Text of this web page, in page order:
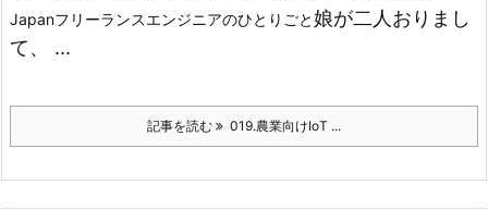
Japanフリーランスエンジニアのひとりごと娘が二人おりまし
て、 ...
記事を読む 019.農業向けIoT ...